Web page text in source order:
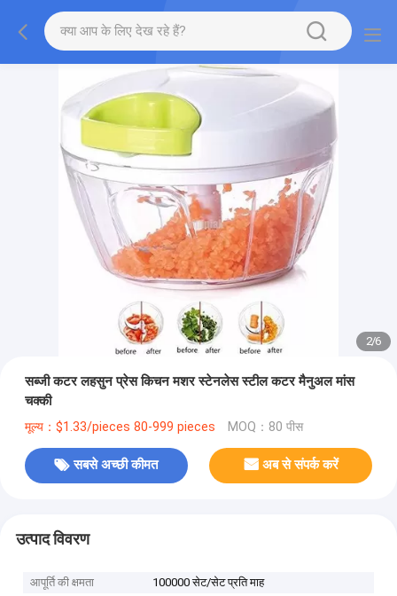
2/6
सब्जी कटर लहसुन प्रेस किचन मशर स्टेनलेस स्टील कटर मैनुअल मांस
चक्की
मूल्य：$1.33/pieces 80-999 pieces MOQ：80 पीस
सबसे अच्छी कीमत अब से संपर्क करें
उत्पाद विवरण
आपूर्ति की क्षमता
100000 सेट/सेट प्रति माह